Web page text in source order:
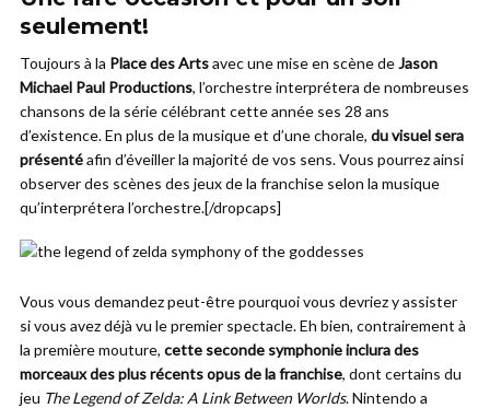
seulement!
Toujours à la Place des Artsavec une mise en scène deJason
Michael Paul Productions, l’orchestre interprétera de nombreuses
chansons de la série célébrant cette année ses 28 ans
d’existence. En plus de la musique et d’une chorale, du visuel sera
présentéafin d’éveiller la majorité de vos sens. Vous pourrez ainsi
observer des scènes des jeux de la franchise selon la musique
qu’interprétera l’orchestre.[/dropcaps]
Vous vous demandez peut-être pourquoi vous devriez y assister
si vous avez déjà vu le premier spectacle. Eh bien, contrairement à
la première mouture, cette seconde symphonie inclura des
morceaux des plus récents opus de la franchise, dont certains du
jeu The Legend of Zelda: A Link Between Worlds. Nintendo a